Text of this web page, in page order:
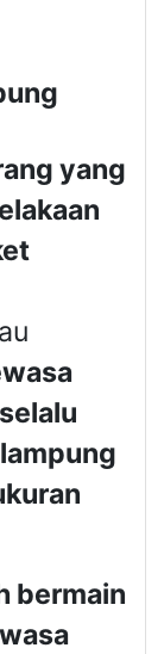
yang
bermain